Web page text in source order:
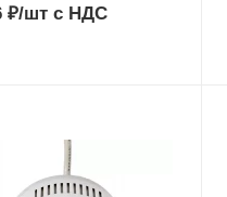
₽/шт с НДС